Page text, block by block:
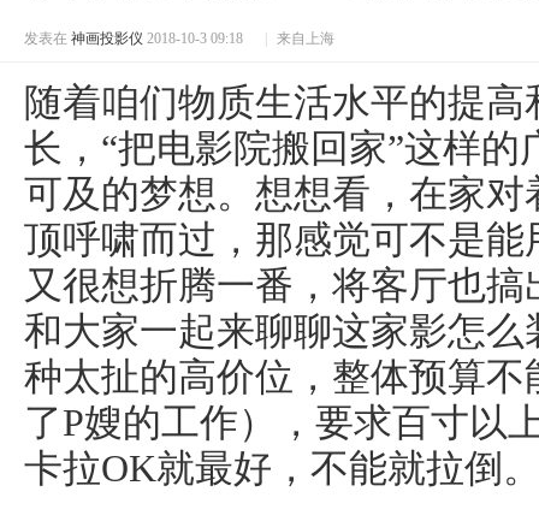
发表在 神画投影仪 2018-10-3 09:18 来自上海
随着咱们物质生活水平的提
长，“把电影院搬回家”这样
可及的梦想。想想看，在家
顶呼啸而过，那感觉可不是
又很想折腾一番，将客厅也
和大家一起来聊聊这家影怎
种太扯的高价位，整体预算
了P嫂的工作），要求百寸以
卡拉OK就最好，不能就拉倒